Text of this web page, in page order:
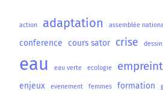
action adaptation assemblée
conference cours sator crise dessin
eau eau verte ecologie
enjeux evenement femmes formation